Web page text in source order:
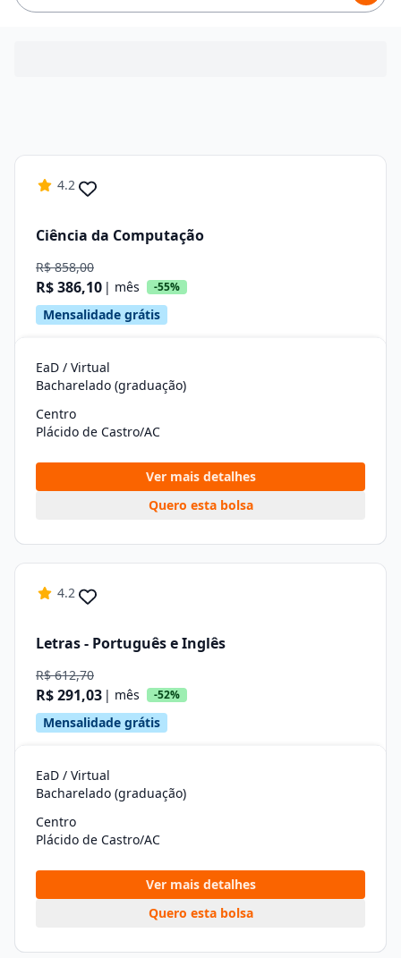
4.2
Ciência da Computação
R$ 858,00
R$ 386,10 | mês -55%
Mensalidade grátis
EaD / Virtual
Bacharelado (graduação)
Centro
Plácido de Castro/AC
Ver mais detalhes
Quero esta bolsa
4.2
Letras - Português e Inglês
R$ 612,70
R$ 291,03 | mês -52%
Mensalidade grátis
EaD / Virtual
Bacharelado (graduação)
Centro
Plácido de Castro/AC
Ver mais detalhes
Quero esta bolsa